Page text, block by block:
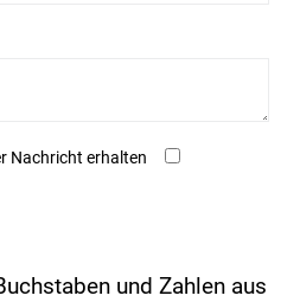
Nachricht erhalten
und Zahlen aus